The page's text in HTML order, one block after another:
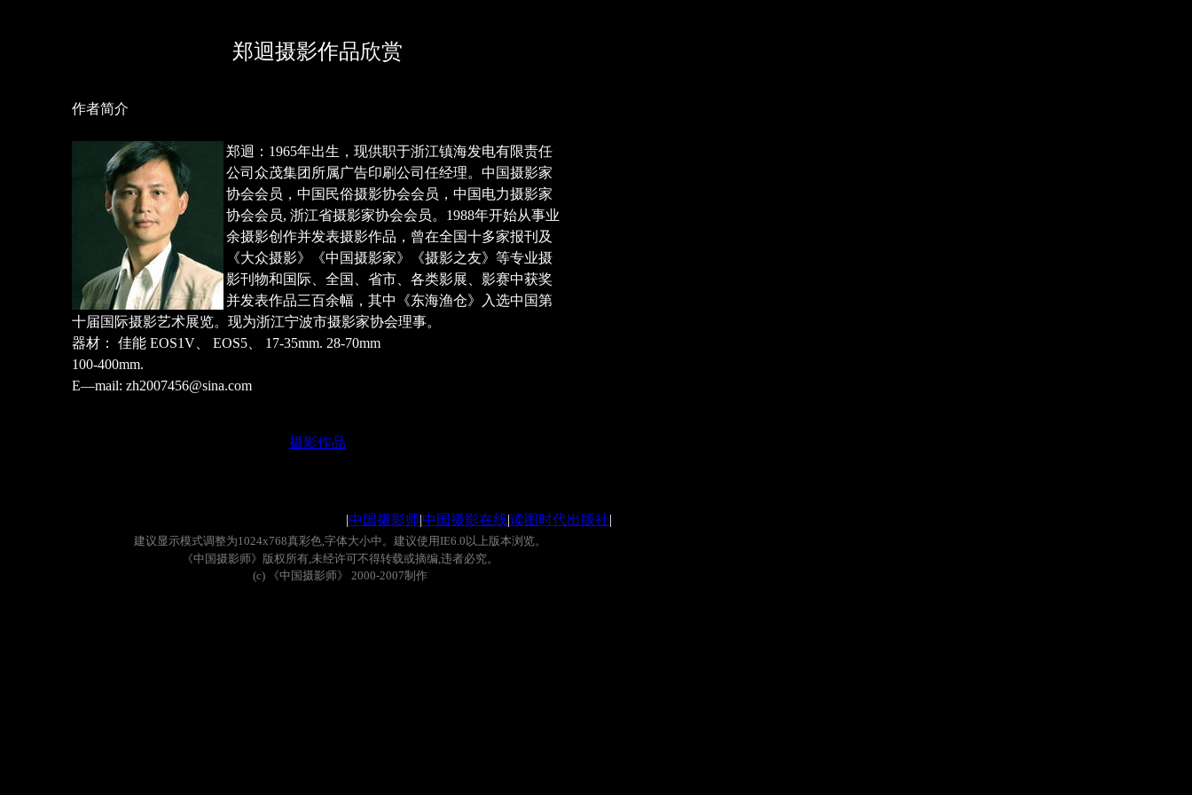
郑迴摄影作品欣赏
作者简介
郑迴：1965年出生，现供职于浙江镇海发电有限责任
公司众茂集团所属广告印刷公司任经理。中国摄影家
协会会员，中国民俗摄影协会会员，中国电力摄影家
协会会员, 浙江省摄影家协会会员。1988年开始从事业
余摄影创作并发表摄影作品，曾在全国十多家报刊及
《大众摄影》《中国摄影家》《摄影之友》等专业摄
影刊物和国际、全国、省市、各类影展、影赛中获奖
并发表作品三百余幅，其中《东海渔仓》入选中国第
十届国际摄影艺术展览。现为浙江宁波市摄影家协会理事。
器材： 佳能 EOS1V、 EOS5、 17-35mm. 28-70mm
100-400mm.
E—mail: zh2007456@sina.com
摄影作品
|中国摄影师|中国摄影在线|读图时代出版社|
建议显示模式调整为1024x768真彩色,字体大小中。建议使用IE6.0 以上版本浏览。
《中国摄影师》版权所有,未经许可不得转载或摘编,违者必究。
(c)
《中国摄影师》 2000-2007制作